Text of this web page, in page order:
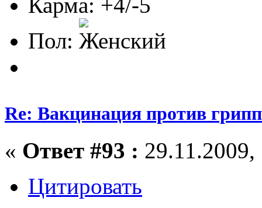
Карма: +4/-5
Пол:
Re: Вакцинация против
« Ответ #93 :
Цитировать